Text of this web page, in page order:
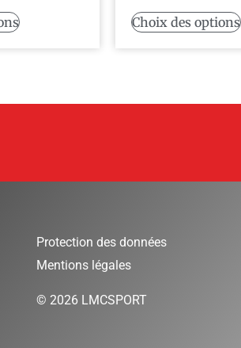
Choix des options
Protection des données
Mentions légales
© 2026 LMCSPORT